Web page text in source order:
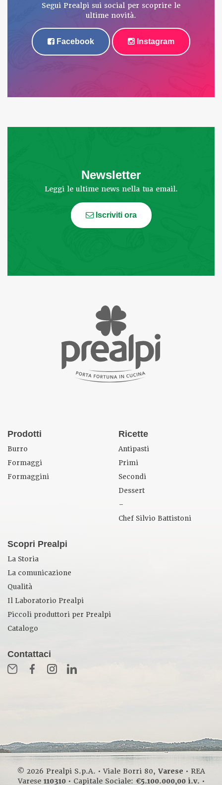
Segui Prealpi sui social per scoprire le
ultime novità.
Facebook Instagram
Newsletter
Leggi le ultime news nella tua email.
Iscriviti ora
Prodotti
Burro
Formaggi
Formaggini
Ricette
Antipasti
Primi
Secondi
Dessert
–
Chef Silvio Battistoni
Scopri Prealpi
La Storia
La comunicazione
Qualità
Il Laboratorio Prealpi
Piccoli produttori per Prealpi
Catalogo
Contattaci
© 2026 Prealpi S.p.A. • Viale Borri 80, Varese • REA
Varese 110310• Capitale Sociale: €5.100.000,00 i.v. •